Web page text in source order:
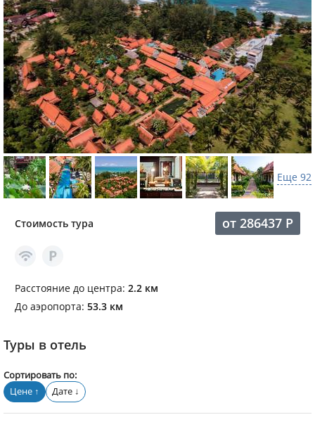
Еще 92
Стоимость тура от 286437 Р
Расстояние до центра: 2.2 км
До аэропорта: 53.3 км
Туры в отель
Сортировать по:
Цене ↑ Дате ↓